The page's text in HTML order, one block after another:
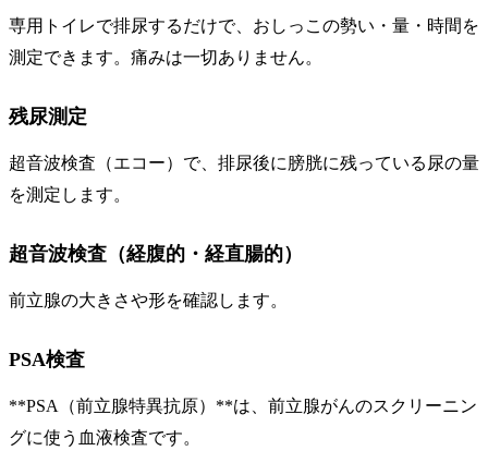
専用トイレで排尿するだけで、おしっこの勢い・量・時間を
測定できます。痛みは一切ありません。
残尿測定
超音波検査（エコー）で、排尿後に膀胱に残っている尿の量
を測定します。
超音波検査（経腹的・経直腸的）
前立腺の大きさや形を確認します。
PSA検査
**PSA（前立腺特異抗原）**は、前立腺がんのスクリーニン
グに使う血液検査です。